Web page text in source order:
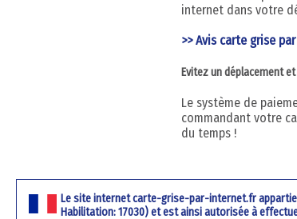
internet dans votre
>> Avis carte grise
Evitez un déplacement
Le système de
commandant votre
du temps !
Le site internet carte-grise-par-internet.fr
Habilitation: 17030) et est ainsi autorisée à